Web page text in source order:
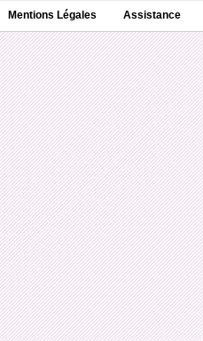
Assistance
Mentions Légales